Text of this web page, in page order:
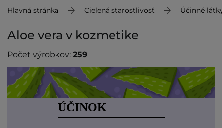
Hlavná stránka Cielená starostlivosť Účinné
Aloe vera v kozmetike
Počet výrobkov: 259
ÚČINOK